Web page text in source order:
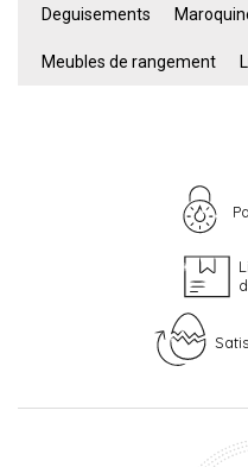
Deguisements
Meubles de rangement